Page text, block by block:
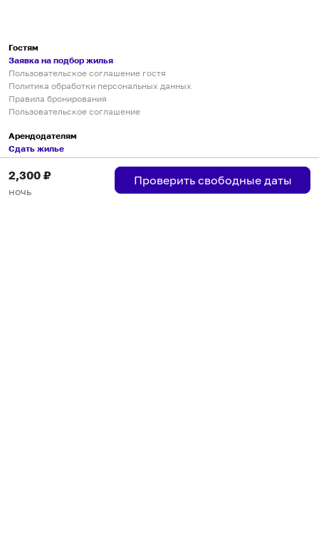
2,300 ₽
ночь
Проверить свободные даты
Гостям
Заявка на подбор жилья
Пользовательское соглашение гостя
Политика обработки персональных данных
Правила бронирования
Пользовательское соглашение
Арендодателям
Сдать жилье
Пользовательское соглашение
Правила публикации объявлений